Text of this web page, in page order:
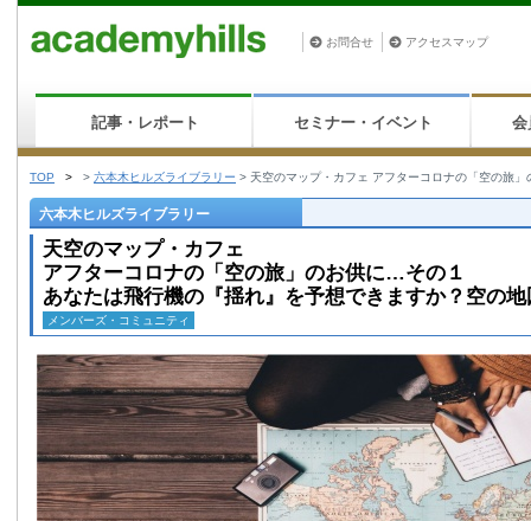
お問合せ アクセスマップ
記事・レポート セミナー・イベント 会
TOP > > 六本木ヒルズライブラリー > 天空のマップ・カフェ アフターコロナの「空の旅
六本木ヒルズライブラリー
天空のマップ・カフェ
アフターコロナの「空の旅」のお供に…その１
あなたは飛行機の『揺れ』を予想できますか？空の
メンバーズ・コミュニティ